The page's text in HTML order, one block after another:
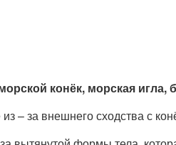
конёк, морская игла,
– за внешнего сходства с